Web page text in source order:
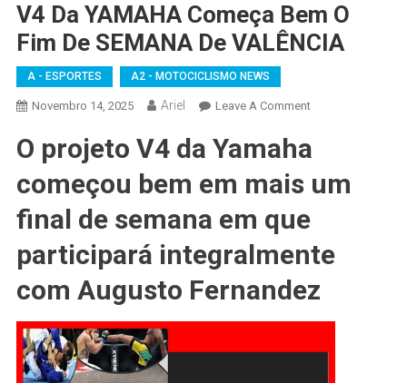
V4 Da YAMAHA Começa Bem O
Fim De SEMANA De VALÊNCIA
A - ESPORTES A2 - MOTOCICLISMO NEWS
Novembro 14, 2025 Ariel Leave A CommentOn
Da
Começa
O
Fim
SEMANA
O projeto V4 da Yamaha
começou bem em mais um
final de semana em que
participará integralmente
com Augusto Fernandez